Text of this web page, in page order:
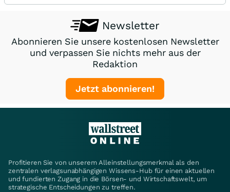
Newsletter
Abonnieren Sie unsere kostenlosen Newsletter
und verpassen Sie nichts mehr aus der
Redaktion
Jetzt abonnieren!
Profitieren Sie von unserem Alleinstellungsmerkmal als den
zentralen verlagsunabhängigen Wissens-Hub für einen aktuellen
und fundierten Zugang in die Börsen- und Wirtschaftswelt, um
strategische Entscheidungen zu treffen.